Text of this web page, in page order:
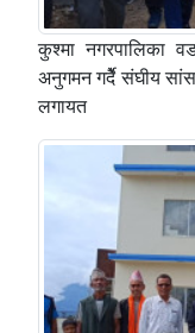
कुश्मा नगरपालिका
अनुगमन गर्देै संघीय
लगायत